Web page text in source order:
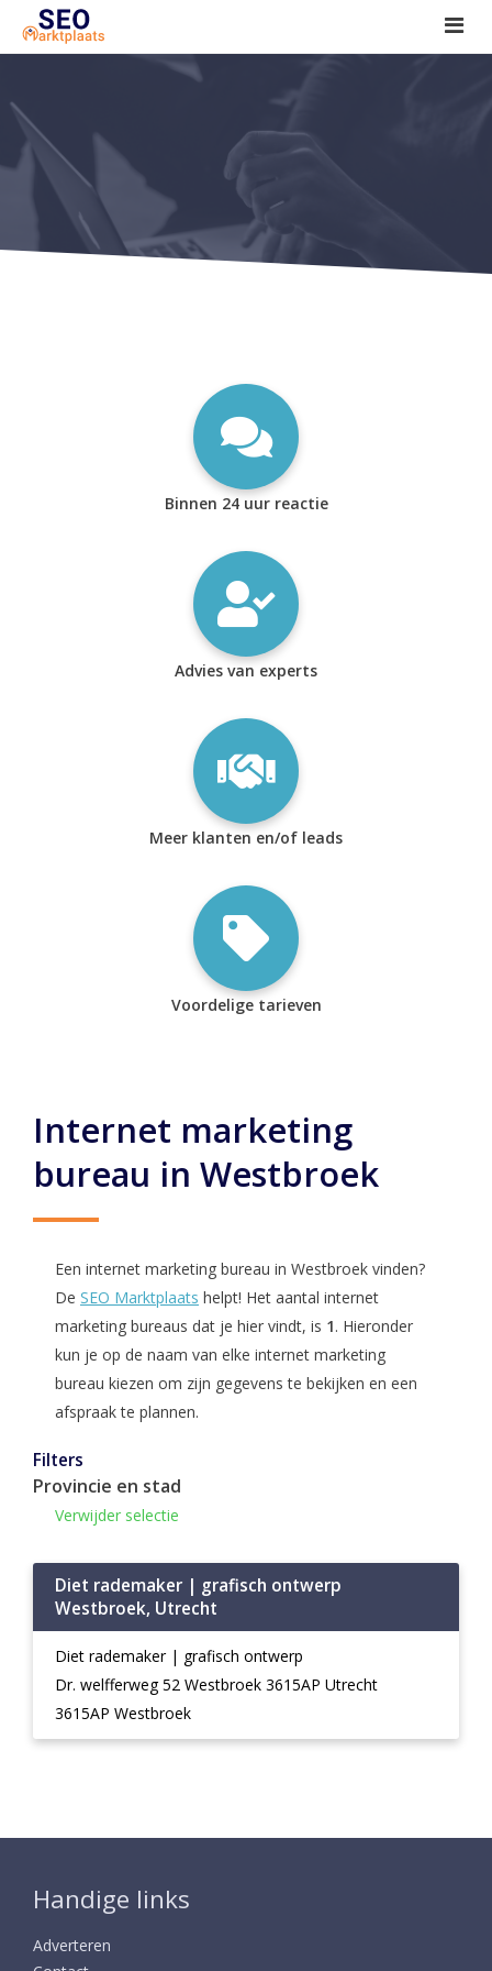
SEO tools reviews
Marketeer bij jou in de buurt?
Offerte
1. Seo voor beginners +
2. Onderzoeken +
Binnen 24 uur reactie
Advies van experts
Meer klanten en/of leads
Voordelige tarieven
Internet marketing
bureau in Westbroek
Een internet marketing bureau in Westbroek vinden?
De SEO Marktplaats helpt! Het aantal internet
marketing bureaus dat je hier vindt, is 1. Hieronder
kun je op de naam van elke internet marketing
bureau kiezen om zijn gegevens te bekijken en een
afspraak te plannen.
Filters
Provincie en stad
Verwijder selectie
Diet rademaker | grafisch ontwerp
Westbroek, Utrecht
Diet rademaker | grafisch ontwerp
Dr. welfferweg 52 Westbroek 3615AP Utrecht
3615AP Westbroek
Handige links
Adverteren